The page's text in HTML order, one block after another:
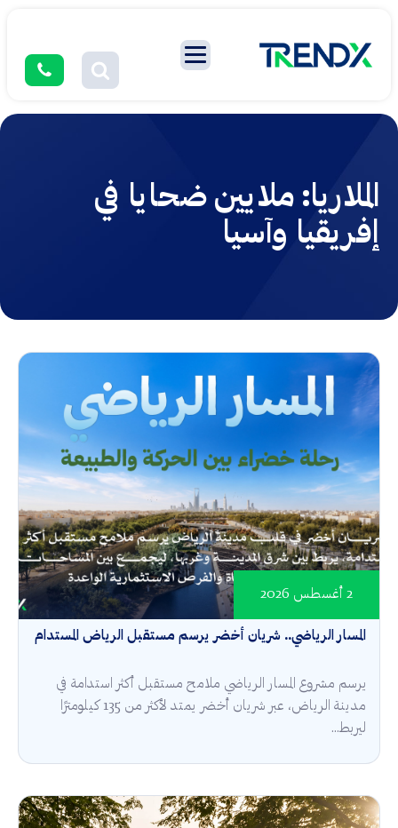
الملاريا: ملايين ضحايا في
إفريقيا وآسيا
المسار الرياضي.. شريان أخضر يرسم مستقبل الرياض المستدام
2 أغسطس 2026
يرسم مشروع المسار الرياضي ملامح مستقبل أكثر استدامة في
مدينة الرياض، عبر شريان أخضر يمتد لأكثر من 135 كيلومترًا
ليربط...